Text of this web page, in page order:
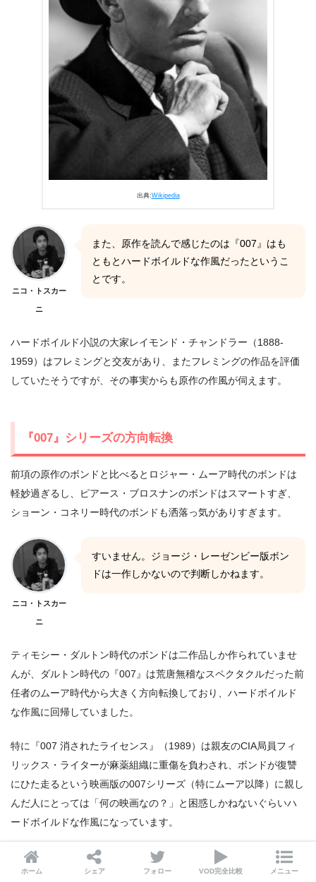
出典:Wikipedia
ニコ・トスカー
ニ
また、原作を読んで感じたのは『007』はも
ともとハードボイルドな作風だったというこ
とです。
ハードボイルド小説の大家レイモンド・チャンドラー（1888-
1959）はフレミングと交友があり、またフレミングの作品を評価
していたそうですが、その事実からも原作の作風が伺えます。
『007』シリーズの方向転換
前項の原作のボンドと比べるとロジャー・ムーア時代のボンドは
軽妙過ぎるし、ピアース・ブロスナンのボンドはスマートすぎ、
ショーン・コネリー時代のボンドも洒落っ気がありすぎます。
ニコ・トスカー
ニ
すいません。ジョージ・レーゼンビー版ボン
ドは一作しかないので判断しかねます。
ティモシー・ダルトン時代のボンドは二作品しか作られていませ
んが、ダルトン時代の『007』は荒唐無稽なスペクタクルだった前
任者のムーア時代から大きく方向転換しており、ハードボイルド
な作風に回帰していました。
特に『007 消されたライセンス』（1989）は親友のCIA局員フィ
リックス・ライターが麻薬組織に重傷を負わされ、ボンドが復讐
にひた走るという映画版の007シリーズ（特にムーア以降）に親し
んだ人にとっては「何の映画なの？」と困惑しかねないぐらいハ
ードボイルドな作風になっています。
ホーム シェア フォロー VOD完全比較 メニュー